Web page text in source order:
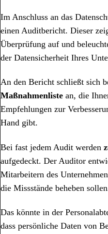
Im Anschluss an das
einen Auditbericht. Dieser
Überprüfung auf und
der Datensicherheit Ihres
An den Bericht schließt sich
Maßnahmenliste an, die
Empfehlungen zur
Hand gibt.
Bei fast jedem Audit werden
aufgedeckt. Der Auditor
Mitarbeitern des
die Missstände beheben
Das könnte in der
dass persönliche Daten von